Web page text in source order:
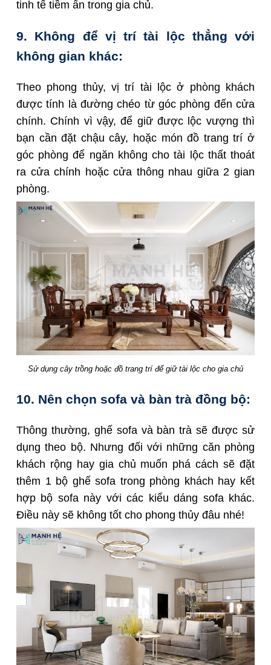
tinh tế tiềm ẩn trong gia chủ.
9. Không để vị trí tài lộc thẳng với
không gian khác:
Theo phong thủy, vị trí tài lộc ở phòng khách
được tính là đường chéo từ góc phòng đến cửa
chính. Chính vì vậy, để giữ được lộc vượng thì
bạn cần đặt chậu cây, hoặc món đồ trang trí ở
góc phòng để ngăn không cho tài lộc thất thoát
ra cửa chính hoặc cửa thông nhau giữa 2 gian
phòng.
Sử dụng cây trồng hoặc đồ trang trí để giữ tài lộc cho gia chủ
10. Nên chọn sofa và bàn trà đồng bộ:
Thông thường, ghế sofa và bàn trà sẽ được sử
dụng theo bộ. Nhưng đối với những căn phòng
khách rộng hay gia chủ muốn phá cách sẽ đặt
thêm 1 bộ ghế sofa trong phòng khách hay kết
hợp bộ sofa này với các kiểu dáng sofa khác.
Điều này sẽ không tốt cho phong thủy đâu nhé!